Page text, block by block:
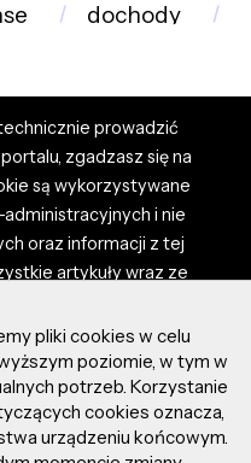
dochody
prowadzić
zgadzasz się na
są wykorzystywane
i nie
oraz informacji z tej
artykuły wraz ze
na portalu są
i właściciel
za tresci
artykułów. Dodając
portalu oraz
wszystkie materiały
pliki cookies w celu
poziomie, w tym w
potrzeb. Korzystanie
cookies oznacza,
urządzeniu końcowym.